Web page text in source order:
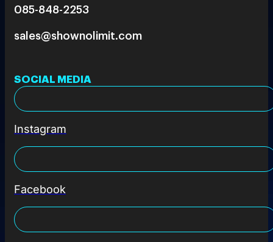
085-848-2253
sales@shownolimit.com
SOCIAL MEDIA
Instagram
Facebook